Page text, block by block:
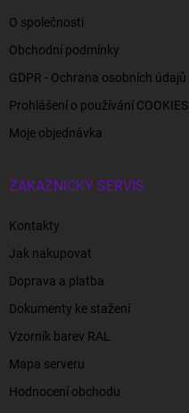
O společnosti
Obchodní podmínky
GDPR - Ochrana osobních údajů
Prohlášení o používání COOKIES
Moje objednávka
ZÁKAZNICKÝ SERVIS
Kontakty
Jak nakupovat
Doprava a platba
Dokumenty ke stažení
Vzorník barev RAL
Mapa serveru
Hodnocení obchodu